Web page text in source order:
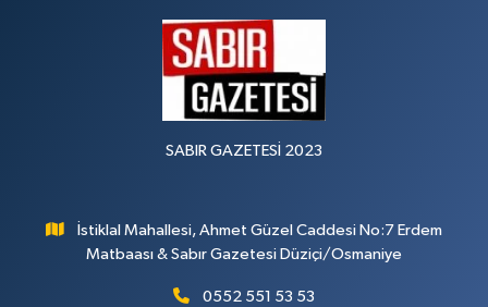
SABIR GAZETESİ 2023
İstiklal Mahallesi, Ahmet Güzel Caddesi No:7 Erdem
Matbaası & Sabır Gazetesi Düziçi/Osmaniye
0552 551 53 53